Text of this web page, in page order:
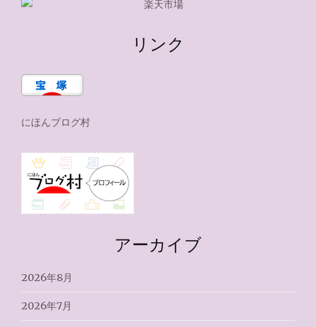
リンク
にほんブログ村
アーカイブ
2026年8月
2026年7月